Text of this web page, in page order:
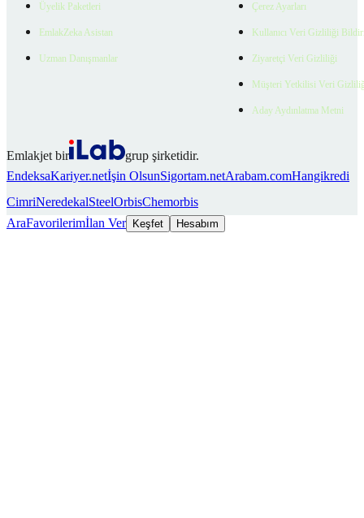
Üyelik Paketleri
EmlakZeka Asistan
Uzman Danışmanlar
Çerez Ayarları
Kullanıcı Veri Gizliliği
Ziyaretçi Veri Gizliliği
Müşteri Yetkilisi Veri
Aday Aydınlatma Metni
Emlakjet bir
grup şirketidir.
EndeksaKariyer.netİşin OlsunSigortam.netArabam.comHangikredi
CimriNeredekalSteelOrbisChemorbis
AraFavorilerimİlan Ver Keşfet Hesabım